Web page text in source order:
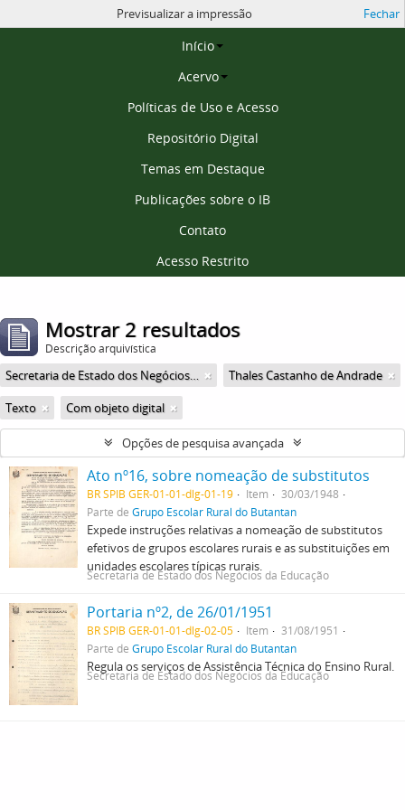
Página inicial
Início
Acervo
Políticas de Uso e Acesso
Repositório Digital
Temas em Destaque
Publicações sobre o IB
Contato
Acesso Restrito
Previsualizar a impressão Fechar
Mostrar 2 resultados
Descrição arquivística
Secretaria de Estado dos Negócios da Educação
Thales Castanho de Andrade
Texto
Com objeto digital
Opções de pesquisa avançada
Ato nº16, sobre nomeação de substitutos
BR SPIB GER-01-01-dlg-01-19 Item
30/03/1948
Parte de Grupo Escolar Rural do Butantan
Expede instruções relativas a nomeação de substitutos
efetivos de grupos escolares rurais e as substituições em
unidades escolares típicas rurais.
Secretaria de Estado dos Negócios da Educação
Portaria nº2, de 26/01/1951
BR SPIB GER-01-01-dlg-02-05 Item
31/08/1951
Parte de Grupo Escolar Rural do Butantan
Regula os serviços de Assistência Técnica do Ensino Rural.
Secretaria de Estado dos Negócios da Educação